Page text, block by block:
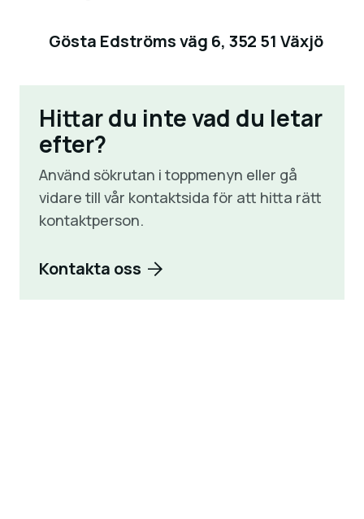
Gösta Edströms väg 6, 352 51 Växjö
Hittar du inte vad du letar
efter?
Använd sökrutan i toppmenyn eller gå
vidare till vår kontaktsida för att hitta rätt
kontaktperson.
Kontakta oss